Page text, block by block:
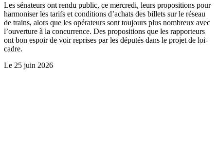
Les sénateurs ont rendu public, ce mercredi, leurs propositions pour
harmoniser les tarifs et conditions d’achats des billets sur le réseau
de trains, alors que les opérateurs sont toujours plus nombreux avec
l’ouverture à la concurrence. Des propositions que les rapporteurs
ont bon espoir de voir reprises par les députés dans le projet de loi-
cadre.
Le 25 juin 2026